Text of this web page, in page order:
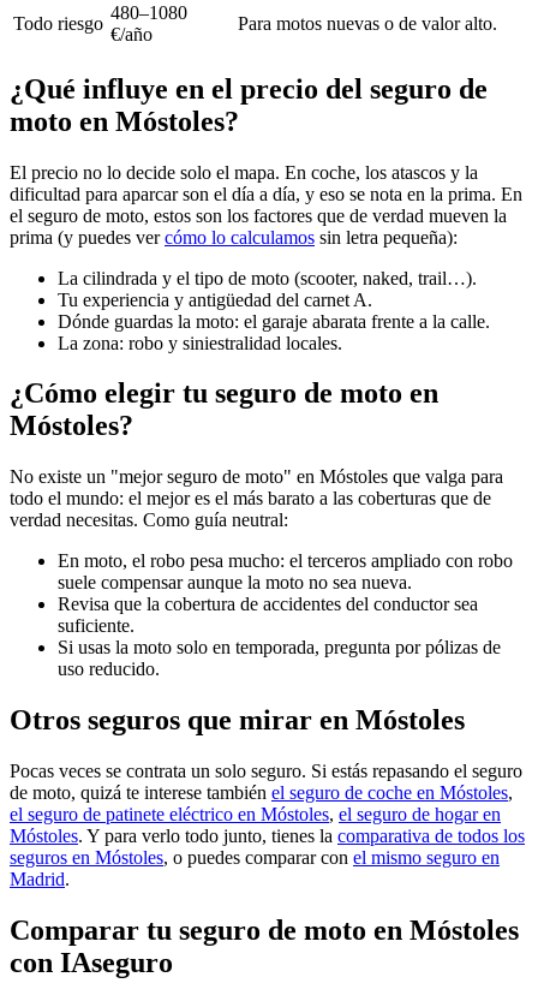
Todo riesgo
480–1080
€/año
Para motos nuevas o de valor alto.
¿Qué influye en el precio del seguro de
moto en Móstoles?
El precio no lo decide solo el mapa. En coche, los atascos y la
dificultad para aparcar son el día a día, y eso se nota en la prima. En
el seguro de moto, estos son los factores que de verdad mueven la
prima (y puedes vercómo lo calculamos sin letra pequeña):
La cilindrada y el tipo de moto (scooter, naked, trail…).
Tu experiencia y antigüedad del carnet A.
Dónde guardas la moto: el garaje abarata frente a la calle.
La zona: robo y siniestralidad locales.
¿Cómo elegir tu seguro de moto en
Móstoles?
No existe un "mejor seguro de moto" en Móstoles que valga para
todo el mundo: el mejor es el más barato a las coberturas que de
verdad necesitas. Como guía neutral:
En moto, el robo pesa mucho: el terceros ampliado con robo
suele compensar aunque la moto no sea nueva.
Revisa que la cobertura de accidentes del conductor sea
suficiente.
Si usas la moto solo en temporada, pregunta por pólizas de
uso reducido.
Otros seguros que mirar en Móstoles
Pocas veces se contrata un solo seguro. Si estás repasando el seguro
de moto, quizá te interese también el seguro de coche en Móstoles,
el seguro de patinete eléctrico en Móstoles, el seguro de hogar en
Móstoles. Y para verlo todo junto, tienes la comparativa de todos los
seguros en Móstoles, o puedes comparar con el mismo seguro en
Madrid.
Comparar tu seguro de moto en Móstoles
con IAseguro